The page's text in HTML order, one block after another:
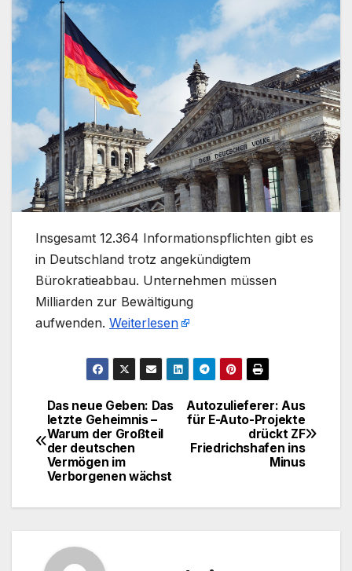
​Insgesamt 12.364 Informationspflichten gibt es
in Deutschland trotz angekündigtem
Bürokratieabbau. Unternehmen müssen
Milliarden zur Bewältigung
aufwenden. Weiterlesen
Beitragsnavigation
Autozulieferer: Aus
für E-Auto-Projekte
drückt ZF
Friedrichshafen ins
Minus
Das neue Geben: Das
letzte Geheimnis –
Warum der Großteil
der deutschen
Vermögen im
Verborgenen wächst